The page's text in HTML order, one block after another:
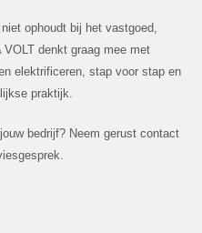
ophoudt bij het vastgoed,
VOLT denkt graag mee met
elektrificeren, stap voor stap en
praktijk.
bedrijf? Neem gerust contact